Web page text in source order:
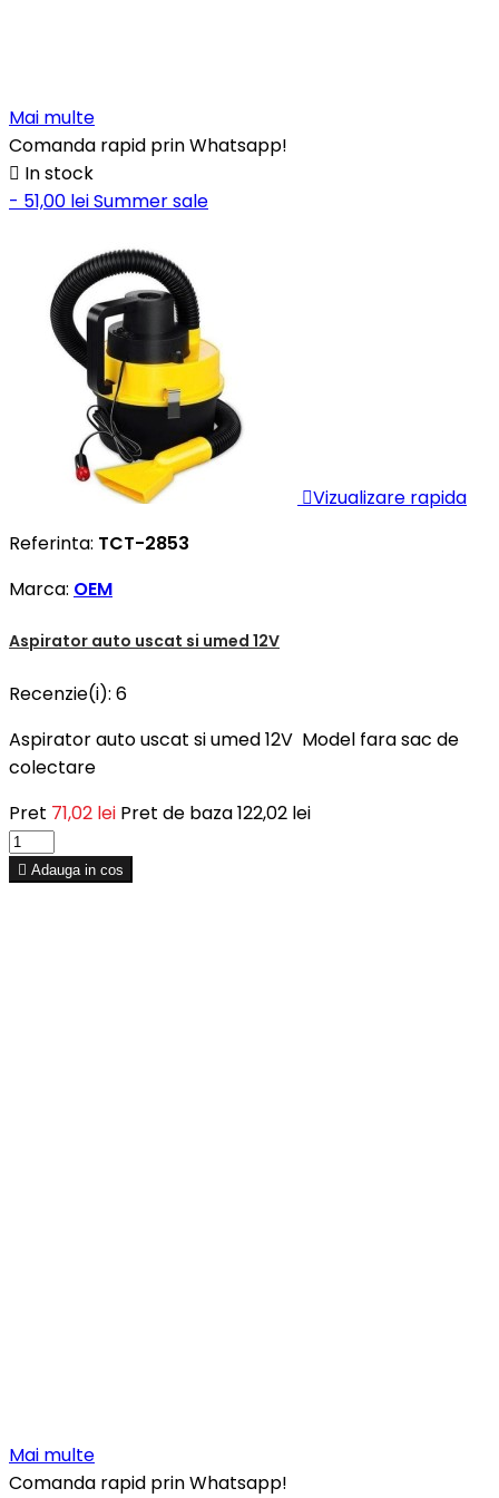
Mai multe
Comanda rapid prin Whatsapp!
 In stock
- 51,00 leiSummer sale
Vizualizare rapida
Referinta: TCT-2853
Marca: OEM
Aspirator auto uscat si umed 12V
Recenzie(i): 6
Aspirator auto uscat si umed 12V Model fara sac de
colectare
Pret 71,02 lei Pret de baza122,02 lei
 Adauga in cos
Mai multe
Comanda rapid prin Whatsapp!